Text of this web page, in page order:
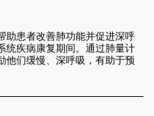
助患者改善肺功能并促进深呼
统疾病康复期间。通过肺量计
他们缓慢、深呼吸，有助于预